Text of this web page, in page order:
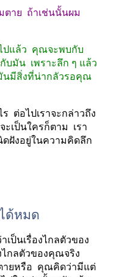
ตาย  ถ้าเช่นนั้นผม
แล้ว  คุณจะพบกับ
มัน  เพราะลึก ๆ แล้ว
นมีสิ่งที่น่ากลัวรอคุณ
ต่อไปเราจะกล่าวถึง
เป็นใครก็ตาม  เรา
ฝังอยู่ในความคิดลึก
ด้หมด
ป็นเรื่องไกลตัวของ
ไกลตัวของคุณจริง
ายหรือ  คุณคิดว่ามีแต่